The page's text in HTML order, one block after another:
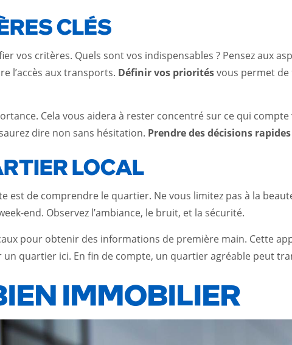
CLÉS
vos critères. Quels sont vos indispensables ? Pensez aux
l’accès aux transports. Définir vos prioritésvous permet
Cela vous aidera à rester concentré sur ce qui
dire non sans hésitation. Prendre des décisions rapides
LOCAL
est de comprendre le quartier. Ne vous limitez pas à la
end. Observez l’ambiance, le bruit, et la sécurité.
pour obtenir des informations de première main. Cette
un quartier ici. En fin de compte, un quartier agréable peut
IMMOBILIER